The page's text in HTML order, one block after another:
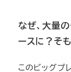
なぜ、大量
ースに？そ
このビッグプ